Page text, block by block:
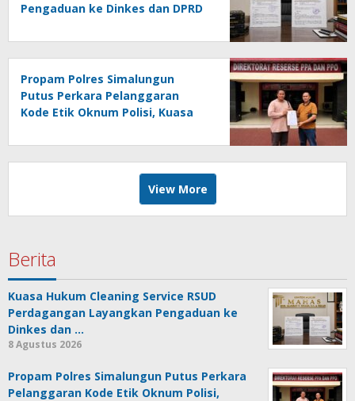
Pengaduan ke Dinkes dan DPRD
Propam Polres Simalungun
Putus Perkara Pelanggaran
Kode Etik Oknum Polisi, Kuasa
Laporan
View More
Berita
Kuasa Hukum Cleaning Service RSUD
Perdagangan Layangkan Pengaduan ke
Dinkes dan …
8 Agustus 2026
Propam Polres Simalungun Putus Perkara
Pelanggaran Kode Etik Oknum Polisi,